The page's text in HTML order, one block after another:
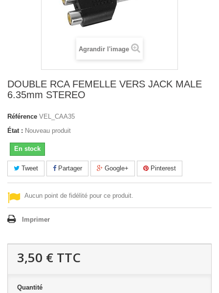
Agrandir l'image
DOUBLE RCA FEMELLE VERS JACK MALE
6.35mm STEREO
Référence VEL_CAA35
État : Nouveau produit
En stock
Tweet Partager Google+ Pinterest
Aucun point de fidélité pour ce produit.
Imprimer
3,50 € TTC
Quantité